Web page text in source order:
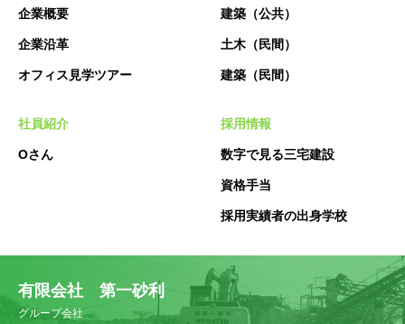
企業概要
企業沿革
オフィス見学ツアー
建築（公共）
土木（民間）
建築（民間）
社員紹介
Oさん
採用情報
数字で見る三宅建設
資格手当
採用実績者の出身学校
有限会社 第一砂利
グループ会社